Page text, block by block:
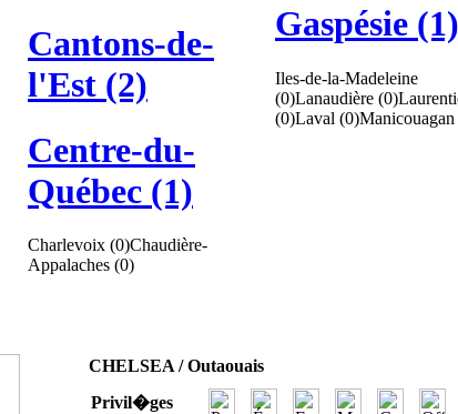
Cantons-de-
l'Est (2)
Centre-du-
Québec (1)
Charlevoix (0)Chaudière-
Appalaches (0)
Gaspésie (1)
Iles-de-la-Madeleine
(0)Lanaudière (0)
(0)Laval (0)
CHELSEA / Outaouais
Privil�ges